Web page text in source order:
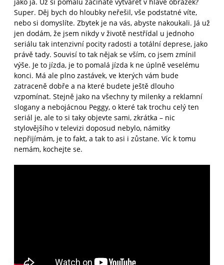
Super. Děj bych do hloubky neřešil, vše podstatné víte,
nebo si domyslíte. Zbytek je na vás, abyste nakoukali. Já už
jen dodám, že jsem nikdy v životě nestřídal u jednoho
seriálu tak intenzivní pocity radosti a totální deprese, jako
právě tady. Souvisí to tak nějak se vším, co jsem zmínil
výše. Je to jízda, je to pomalá jízda k ne úplně veselému
konci. Má ale plno zastávek, ve kterých vám bude
zatraceně dobře a na které budete ještě dlouho
vzpomínat. Stejně jako na všechny ty milenky a reklamní
slogany a nebojácnou Peggy, o které tak trochu celý ten
seriál je, ale to si taky objevte sami, zkrátka – nic
stylovějšího v televizi doposud nebylo, námitky
nepřijímám, je to fakt, a tak to asi i zůstane. Víc k tomu
nemám, kochejte se.